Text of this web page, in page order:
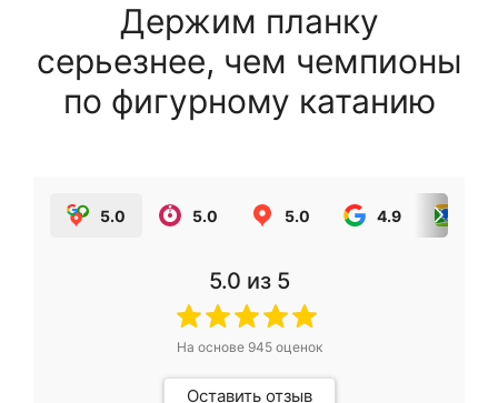
Держим планку
серьезнее, чем чемпионы
по фигурному катанию
5.0 5.0 5.0 4.9
5.0 из 5
На основе 945оценок
Оставить отзыв